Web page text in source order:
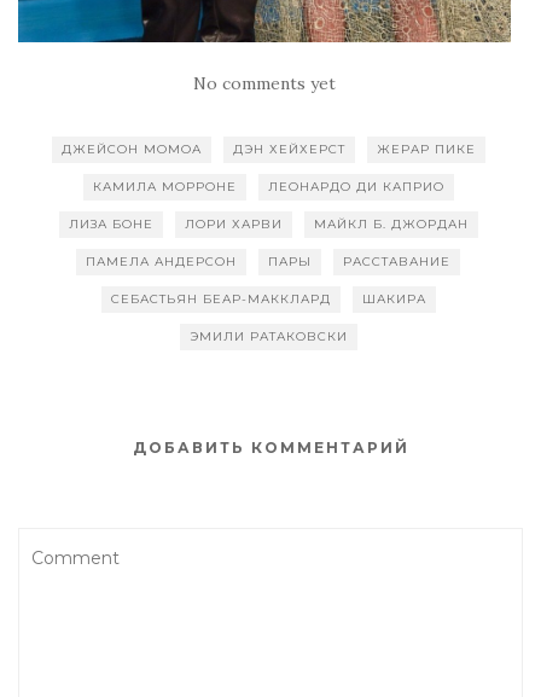
No comments yet
ДЖЕЙСОН МОМОА ДЭН ХЕЙХЕРСТ ЖЕРАР ПИКЕ
КАМИЛА МОРРОНЕ ЛЕОНАРДО ДИ КАПРИО
ЛИЗА БОНЕ ЛОРИ ХАРВИ МАЙКЛ Б. ДЖОРДАН
ПАМЕЛА АНДЕРСОН ПАРЫ РАССТАВАНИЕ
СЕБАСТЬЯН БЕАР-МАККЛАРД ШАКИРА
ЭМИЛИ РАТАКОВСКИ
ДОБАВИТЬ КОММЕНТАРИЙ